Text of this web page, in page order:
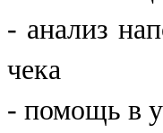
- анализ
чека
- помощь в